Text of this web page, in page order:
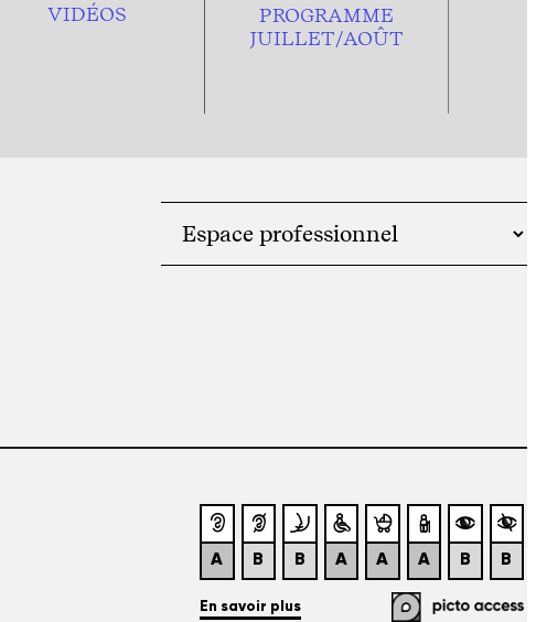
VIDÉOS
PROGRAMME
JUILLET/AOÛT